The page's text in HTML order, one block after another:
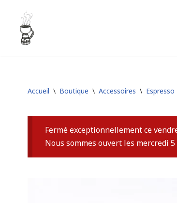
Aller
Accueil \ Boutique \ Accessoires \ Espresso
Fermé exceptionnellement ce
Nous sommes ouvert les mercredi